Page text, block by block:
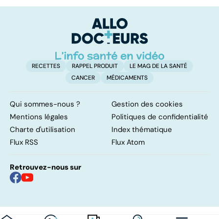
RECETTES RAPPEL PRODUIT
LE MAG DE LA SANTÉ
CANCER
MÉDICAMENTS
Qui sommes-nous ?
Gestion des cookies
Mentions légales
Politiques de confidentialité
Charte d'utilisation
Index thématique
Flux RSS
Flux Atom
Retrouvez-nous sur